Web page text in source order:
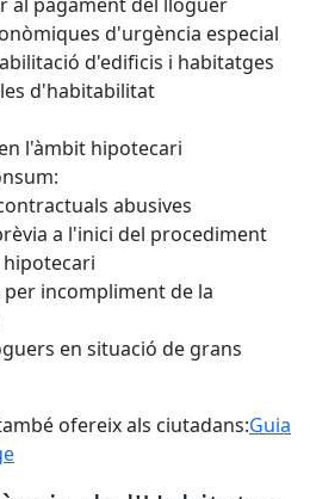
d'urgència especial
d'edificis i habitatges
d'habitabilitat
l'àmbit hipotecari
abusives
a l'inici del procediment
per incompliment de la
en situació de grans
ofereix als ciutadans:Guia